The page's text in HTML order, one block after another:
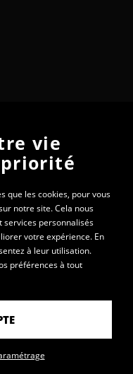
Plan du site
vie
que les cookies, pour vous
notre site. Cela nous
services personnalisés
votre expérience. En
à leur utilisation.
préférences à tout